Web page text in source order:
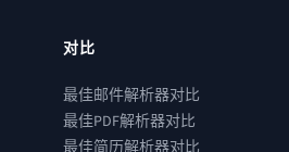
对比
最佳邮件解析器对比
最佳PDF解析器对比